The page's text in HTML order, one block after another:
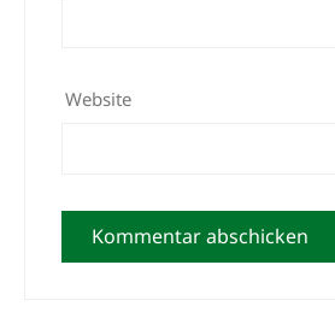
Website